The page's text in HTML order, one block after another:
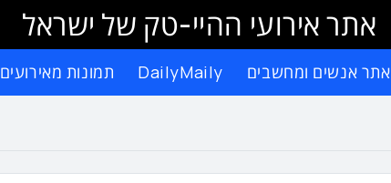
אתר אירועי ההיי-טק של ישראל
אתר אנשים ומחשבים DailyMaily תמונות מאירועים